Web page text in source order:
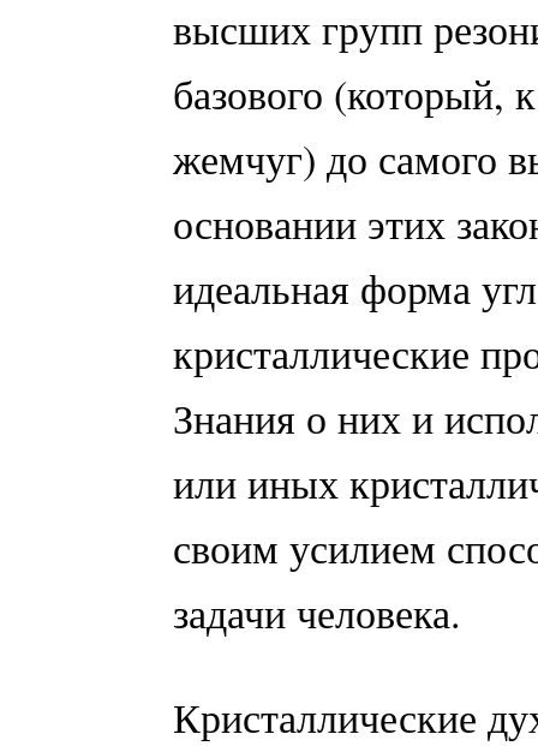
высших групп
базового (который,
жемчуг) до самого
основании этих
идеальная форма
кристаллические
Знания о них и
или иных
своим усилием
задачи человека.
Кристаллические